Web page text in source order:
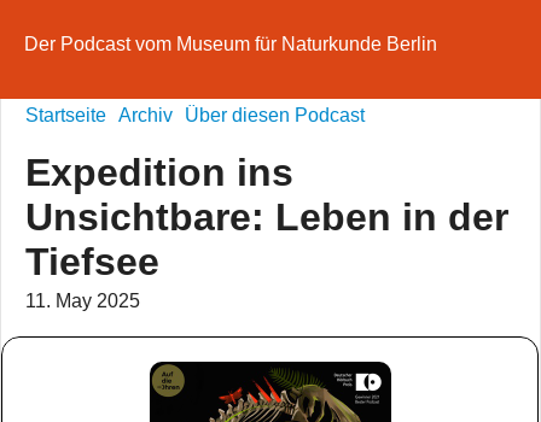
Der Podcast vom Museum für Naturkunde Berlin
Startseite Archiv Über diesen Podcast
Expedition ins
Unsichtbare: Leben in der
Tiefsee
11. May 2025